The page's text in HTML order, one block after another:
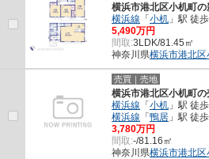
横浜市港北区小机町
横浜線 「小机 」駅 徒
5,490万円
間取:3LDK/81.45㎡
神奈川県横浜市港北区
売買｜売地
横浜市港北区小机町の
横浜線 「小机 」駅 徒
横浜線 「鴨居 」駅 徒
3,780万円
間取:-/81.16㎡
神奈川県横浜市港北区